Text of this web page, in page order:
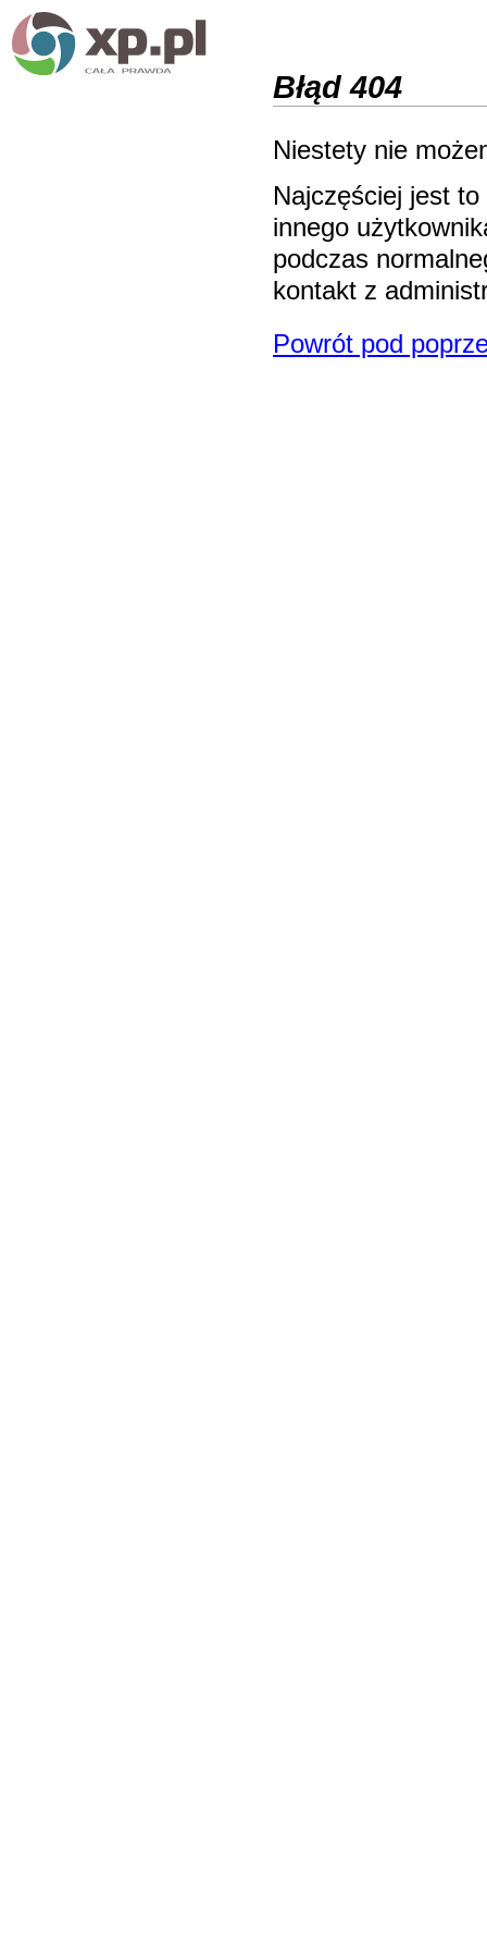
Błąd 404
Niestety nie
Najczęściej jest
innego
podczas
kontakt z
Powrót pod